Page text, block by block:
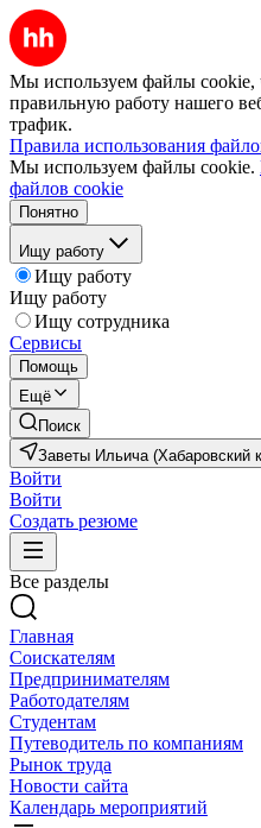
Мы используем файлы cookie,
правильную работу нашего
трафик.
Правила использования
Мы используем файлы cookie.
файлов cookie
Понятно
Ищу работу
Ищу работу
Ищу работу
Ищу сотрудника
Сервисы
Помощь
Ещё
Поиск
Заветы Ильича (Хабаровский
Войти
Войти
Создать резюме
Все разделы
Главная
Соискателям
Предпринимателям
Работодателям
Студентам
Путеводитель по компаниям
Рынок труда
Новости сайта
Календарь мероприятий